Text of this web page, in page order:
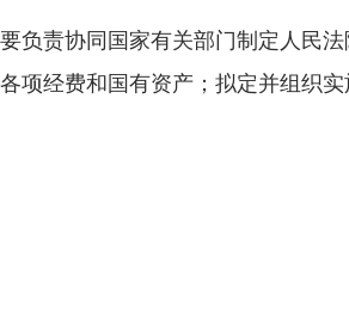
负责协同国家有关部门制定人民
项经费和国有资产；拟定并组织